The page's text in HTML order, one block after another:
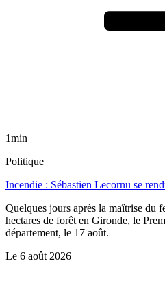
1min
Politique
Incendie : Sébastien Lecornu se
Quelques jours après la maîtrise du
hectares de forêt en Gironde, le
département, le 17 août.
Le 6 août 2026